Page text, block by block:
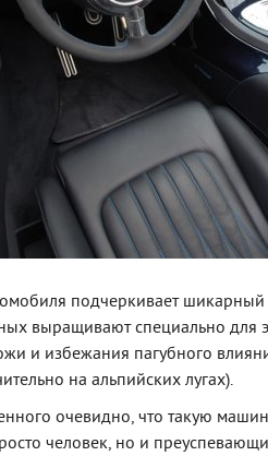
подчеркивает
выращивают специально для
и избежания пагубного
на альпийских лугах).
очевидно, что такую
человек, но и